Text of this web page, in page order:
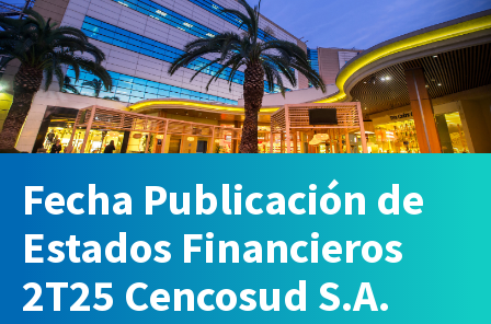
Fecha Publicación de
Estados Financieros
2T25 Cencosud S.A.